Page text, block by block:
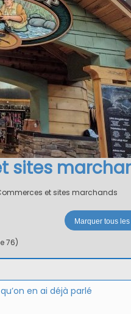
sites
et sites marchands
76)
en ai déjà parlé